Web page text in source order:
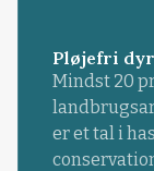
Pløjefri
Mindst 20
er et tal i